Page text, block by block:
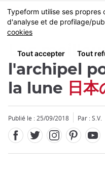
Skip
to
main
MENU
Les
l'archipel
la lune 日
Publié le : 25/09/2018 Par : S.V.
Fermer